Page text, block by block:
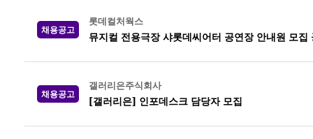
채용공고
롯데컬처웍스
뮤지컬 전용극장 샤롯데씨어터 공연장 안내원 모
채용공고
갤러리은주식회사
[갤러리은] 인포데스크 담당자 모집